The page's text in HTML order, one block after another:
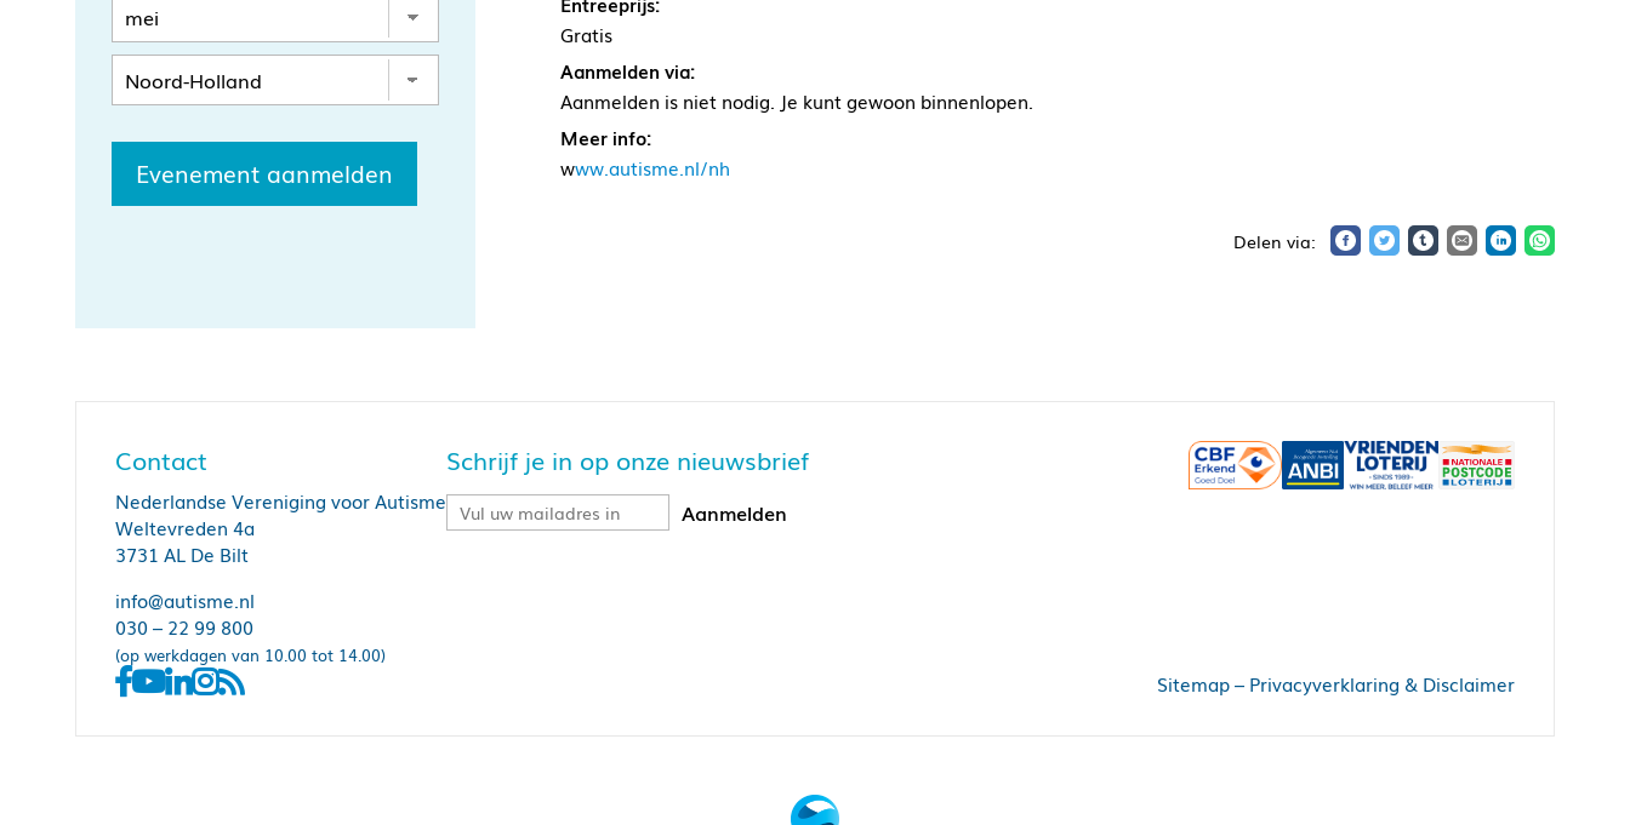
Evenement aanmelden
Gratis
Aanmelden via:
Aanmelden is niet nodig. Je kunt gewoon binnenlopen.
Meer info:
www.autisme.nl/nh
Contact
Nederlandse Vereniging voor Autisme
Weltevreden 4a
3731 AL De Bilt
info@autisme.nl
030 – 22 99 800
(op werkdagen van 10.00 tot 14.00)
Schrijf je in op onze nieuwsbrief
Sitemap– Privacyverklaring & Disclaimer